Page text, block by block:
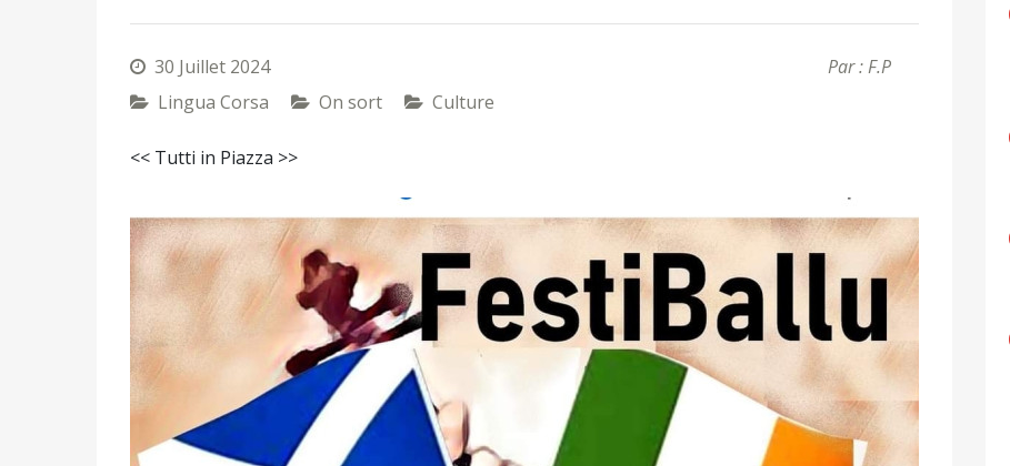
30 Juillet 2024
Par : F.P
Lingua Corsa
On sort Culture
<< Tutti in Piazza >>